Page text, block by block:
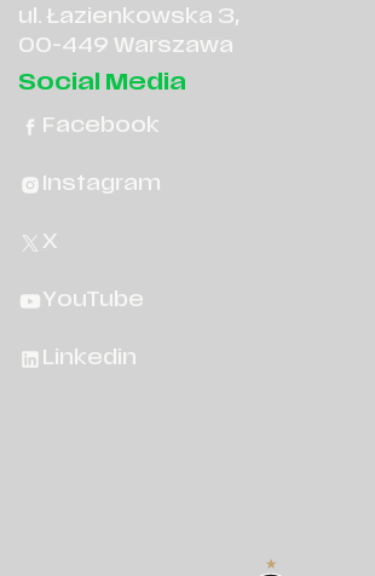
ul. Łazienkowska 3,
00-449 Warszawa
Social Media
Facebook
Instagram
X
YouTube
Linkedin